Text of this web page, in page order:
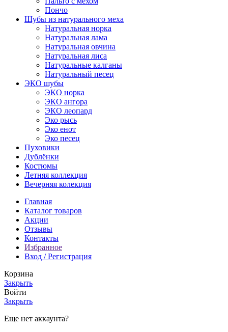
Пончо
Шубы из натурального меха
Натуральная норка
Натуральная лама
Натуральная овчина
Натуральная лиса
Натуральные калганы
Натуральный песец
ЭКО шубы
ЭКО норка
ЭКО ангора
ЭКО леопард
Эко рысь
Эко енот
Эко песец
Пуховики
Дублёнки
Костюмы
Летняя коллекция
Вечерняя колекция
Главная
Каталог товаров
Акции
Отзывы
Контакты
Избранное
Вход / Регистрация
Корзина
Закрыть
Войти
Закрыть
Еще нет аккаунта?